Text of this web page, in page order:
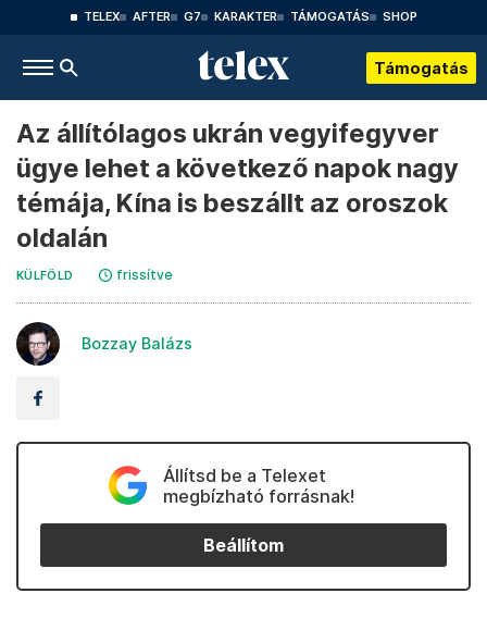
TELEX AFTER G7 KARAKTER TÁMOGATÁS SHOP
Támogatás
Az állítólagos ukrán vegyifegyver
ügye lehet a következő napok nagy
témája, Kína is beszállt az oroszok
oldalán
KÜLFÖLD frissítve
Bozzay Balázs
Állítsd be a Telexet
megbízható forrásnak!
Beállítom